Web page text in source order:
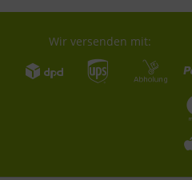
Wir versenden mit: